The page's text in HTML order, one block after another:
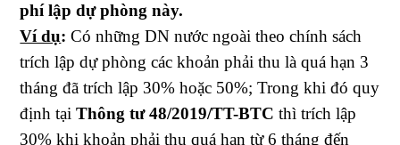
phí lập dự phòng này.
Ví dụ: Có những DN nước ngoài theo chính sách
trích lập dự phòng các khoản phải thu là quá hạn 3
tháng đã trích lập 30% hoặc 50%; Trong khi đó quy
định tạiThông tư 48/2019/TT-BTC thì trích lập
30% khi khoản phải thu quá hạn từ 6 tháng đến